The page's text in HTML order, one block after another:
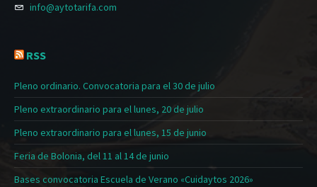
info@aytotarifa.com
RSS
Pleno ordinario. Convocatoria para el 30 de julio
Pleno extraordinario para el lunes, 20 de julio
Pleno extraordinario para el lunes, 15 de junio
Feria de Bolonia, del 11 al 14 de junio
Bases convocatoria Escuela de Verano «Cuidaytos 2026»